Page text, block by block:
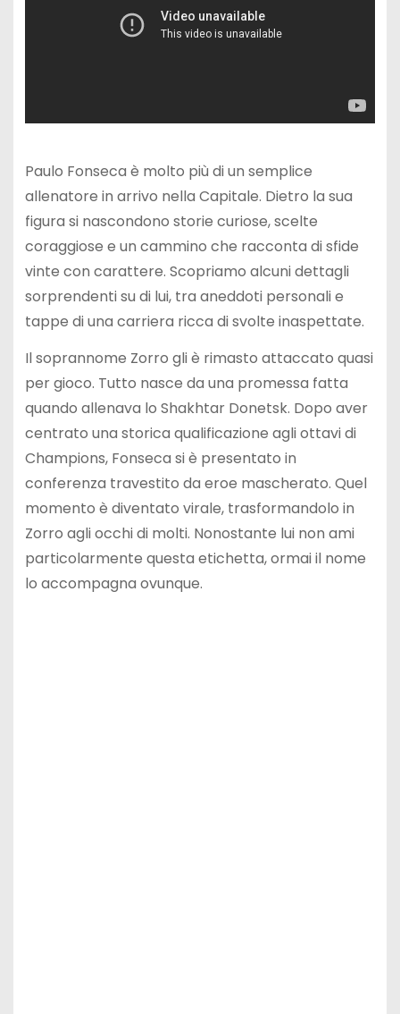
Paulo Fonseca è molto più di un semplice
allenatore in arrivo nella Capitale. Dietro la sua
figura si nascondono storie curiose, scelte
coraggiose e un cammino che racconta di sfide
vinte con carattere. Scopriamo alcuni dettagli
sorprendenti su di lui, tra aneddoti personali e
tappe di una carriera ricca di svolte inaspettate.
Il soprannome Zorro gli è rimasto attaccato quasi
per gioco. Tutto nasce da una promessa fatta
quando allenava lo Shakhtar Donetsk. Dopo aver
centrato una storica qualificazione agli ottavi di
Champions, Fonseca si è presentato in
conferenza travestito da eroe mascherato. Quel
momento è diventato virale, trasformandolo in
Zorro agli occhi di molti. Nonostante lui non ami
particolarmente questa etichetta, ormai il nome
lo accompagna ovunque.